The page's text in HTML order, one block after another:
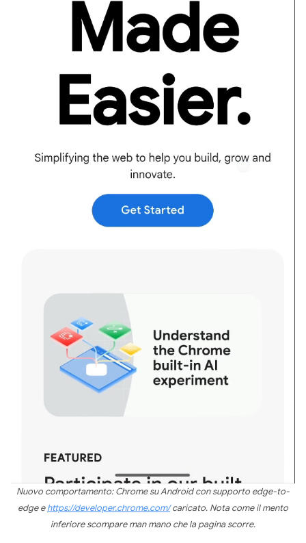
Nuovo comportamento: Chrome su Android con supporto edge-to-
edge ehttps://developer.chrome.com/caricato. Nota come il mento
inferiore scompare man mano che la pagina scorre.